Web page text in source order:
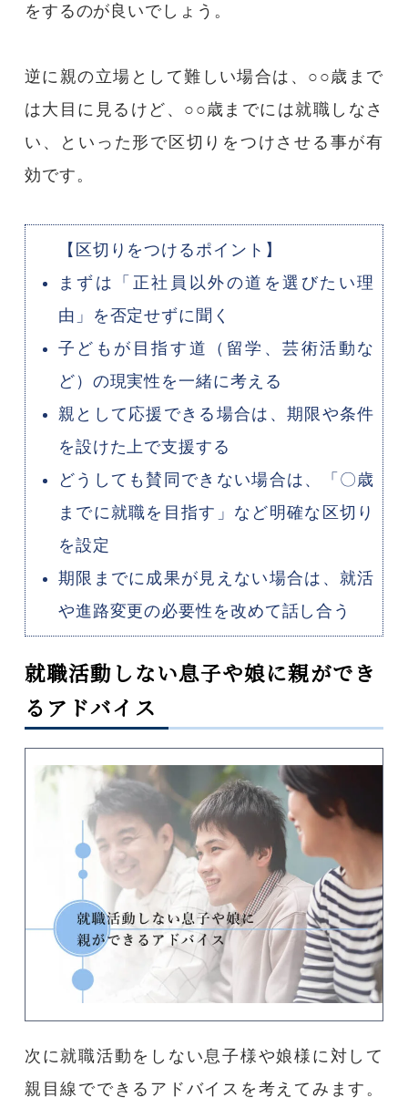
をするのが良いでしょう。
逆に親の立場として難しい場合は、○○歳まで
は大目に見るけど、○○歳までには就職しなさ
い、といった形で区切りをつけさせる事が有
効です。
【区切りをつけるポイント】
まずは「正社員以外の道を選びたい理
由」を否定せずに聞く
子どもが目指す道（留学、芸術活動な
ど）の現実性を一緒に考える
親として応援できる場合は、期限や条件
を設けた上で支援する
どうしても賛同できない場合は、「〇歳
までに就職を目指す」など明確な区切り
を設定
期限までに成果が見えない場合は、就活
や進路変更の必要性を改めて話し合う
就職活動しない息子や娘に親ができ
るアドバイス
次に就職活動をしない息子様や娘様に対して
親目線でできるアドバイスを考えてみます。